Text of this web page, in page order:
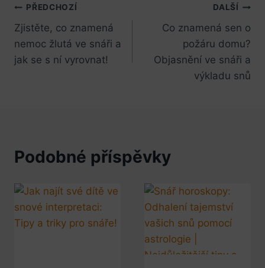
Navigace
pro
příspěvek
PŘEDCHOZÍ
Zjistěte, co znamená
nemoc žlutá ve snáři a
jak se s ní vyrovnat!
DALŠÍ
Co znamená sen o
požáru domu?
Objasnění ve snáři a
výkladu snů
Podobné příspěvky